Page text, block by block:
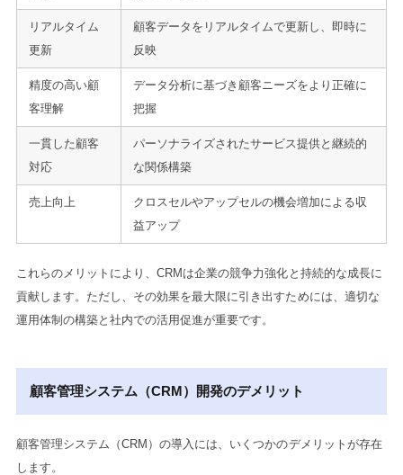
リアルタイム
更新
顧客データをリアルタイムで更新し、即時に
反映
精度の高い顧
客理解
データ分析に基づき顧客ニーズをより正確に
把握
一貫した顧客
対応
パーソナライズされたサービス提供と継続的
な関係構築
売上向上
クロスセルやアップセルの機会増加による収
益アップ
これらのメリットにより、CRMは企業の競争力強化と持続的な成長に
貢献します。ただし、その効果を最大限に引き出すためには、適切な
運用体制の構築と社内での活用促進が重要です。
顧客管理システム（CRM）開発のデメリット
顧客管理システム（CRM）の導入には、いくつかのデメリットが存在
します。